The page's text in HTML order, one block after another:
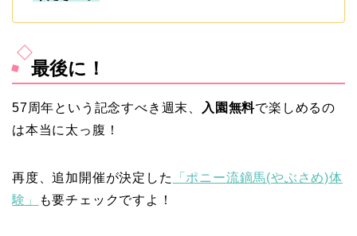
最後に！
57周年という記念すべき週末、 入園無料で楽しめるの
は本当に太っ腹！
再度、追加開催が決定した
「ポニー流鏑馬(やぶさめ)体
験」
も要チェックですよ！